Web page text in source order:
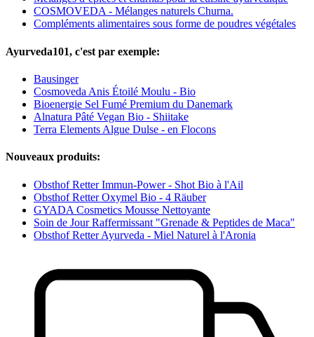
COSMOVEDA - Mélanges naturels Churna.
Compléments alimentaires sous forme de poudres végétales
Ayurveda101, c'est par exemple:
Bausinger
Cosmoveda Anis Étoilé Moulu - Bio
Bioenergie Sel Fumé Premium du Danemark
Alnatura Pâté Vegan Bio - Shiitake
Terra Elements Algue Dulse - en Flocons
Nouveaux produits:
Obsthof Retter Immun-Power - Shot Bio à l'Ail
Obsthof Retter Oxymel Bio - 4 Räuber
GYADA Cosmetics Mousse Nettoyante
Soin de Jour Raffermissant "Grenade & Peptides de Maca"
Obsthof Retter Ayurveda - Miel Naturel à l'Aronia